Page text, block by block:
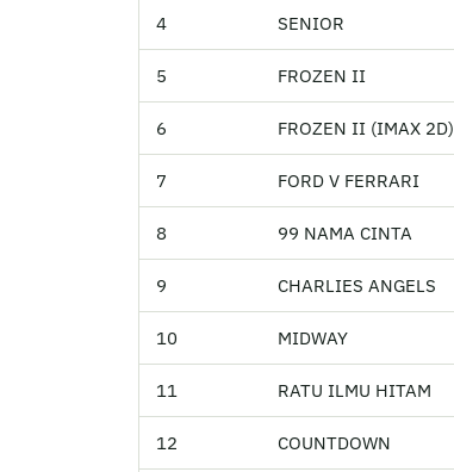
4 SENIOR
5 FROZEN II
6 FROZEN II (IMAX 2D)
7 FORD V FERRARI
8 99 NAMA CINTA
9 CHARLIES ANGELS
10 MIDWAY
11 RATU ILMU HITAM
12 COUNTDOWN